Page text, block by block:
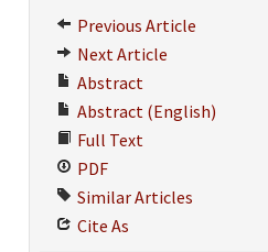
Previous Article
Next Article
Abstract
Abstract (English)
Full Text
PDF
Similar Articles
Cite As